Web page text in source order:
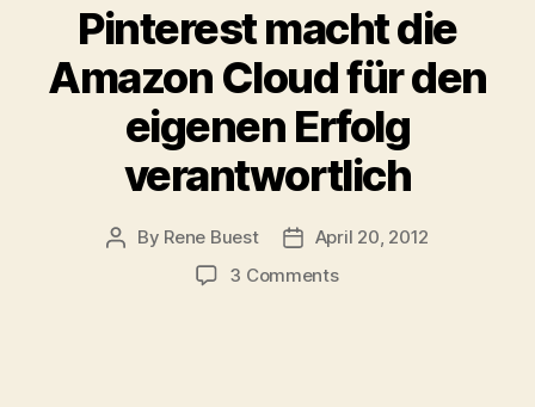
Pinterest macht die
Amazon Cloud für den
eigenen Erfolg
verantwortlich
Post
By Rene Buest
PostApril 20, 2012
3 Commentson